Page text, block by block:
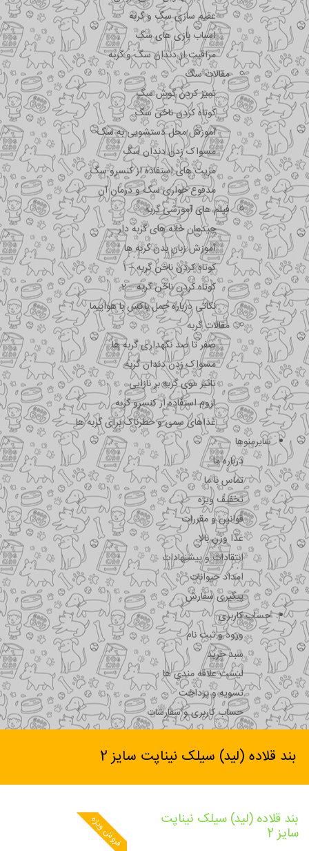
عقیم سازی سگ و گربه
اسباب بازی های سگ
مراقبت از دندان سگ و گربه
مقالات سگ
تمیز کردن گوش سگ
کوتاه کردن ناخن سگ
آموزش محل دستشویی به سگ
مسواک زدن دندان سگ
مزیت های استفاده از کنسرو سگ
مدفوع خواری سگ و درمان آن
فیلم های آموزشی گربه
چیدمان خانه های گربه دار
آموزش زبان بدن گربه ها
کوتاه کردن ناخن گربه – 1
کوتاه کردن ناخن گربه – 2
نکاتی درباره جمل باکس با هواپیما
مقالات گربه
صفر تا صد نگهداری گربه ها
مسواک زدن دندان گربه
تاثیر موی گربه بر نازایی
لزوم استفاده از کنسرو گربه
غذاهای سمی و خطرناک برای گربه ها
سایرمنوها
درباره ما
تماس با ما
تخفیف ویژه
قوانین و مقررات
غذا وزن بالا
انتقادات و پیشنهادات
امداد حیوانات
پیگیری سفارش
حساب کاربری
ورود و ثبت نام
سبد خرید
لیست علاقه مندی ها
تسویه و پرداخت
حساب کاربری و سفارشات
بند قلاده (لید) سیلک نیناپت سایز 2
فروش ویژه بند قلاده (لید) سیلک نیناپت
سایز 2